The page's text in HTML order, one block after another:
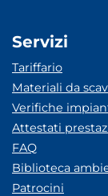
Servizi
Tariffario
Materiali da
Verifiche
Attestati
FAQ
Biblioteca
Patrocini